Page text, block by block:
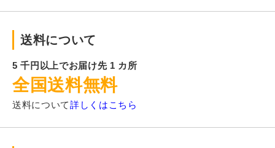
送料について
5 千円以上でお届け先 1 カ所
全国送料無料
送料について詳しくはこちら